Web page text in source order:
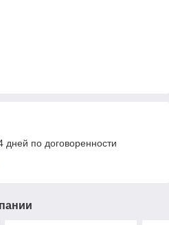
дней по договоренности